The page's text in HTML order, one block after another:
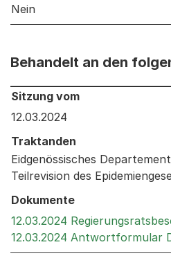
Nein
Behandelt an den
Behandelt an den folgenden
Sitzung vom
12.03.2024
Traktanden
Eidgenössisches
Teilrevision des
Dokumente
12.03.2024
12.03.2024 Antwortformular